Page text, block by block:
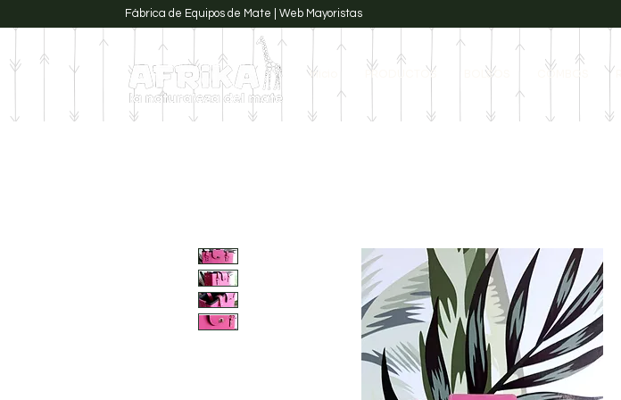
Fábrica de Equipos de Mate | Web Mayoristas
Inicio PRODUCTOS BOLSOS COMBOS